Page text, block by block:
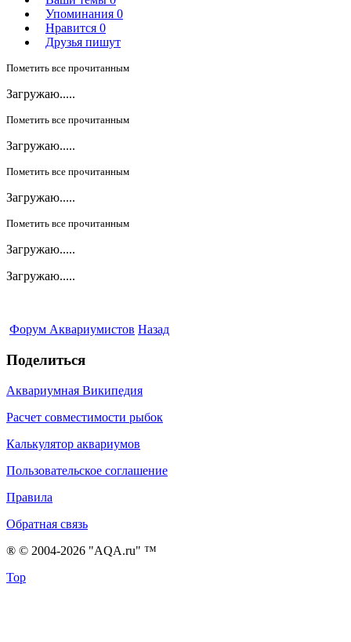
Упоминания 0
Нравится 0
Друзья пишут
Пометить все прочитанным
Загружаю.....
Пометить все прочитанным
Загружаю.....
Пометить все прочитанным
Загружаю.....
Пометить все прочитанным
Загружаю.....
Загружаю.....
Форум Аквариумистов Назад
Поделиться
Аквариумная Википедия
Расчет совместимости рыбок
Калькулятор аквариумов
Пользовательское соглашение
Правила
Обратная связь
® © 2004-2026 "AQA.ru" ™
Top